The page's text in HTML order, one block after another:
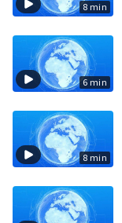
8 min
6 min
8 min